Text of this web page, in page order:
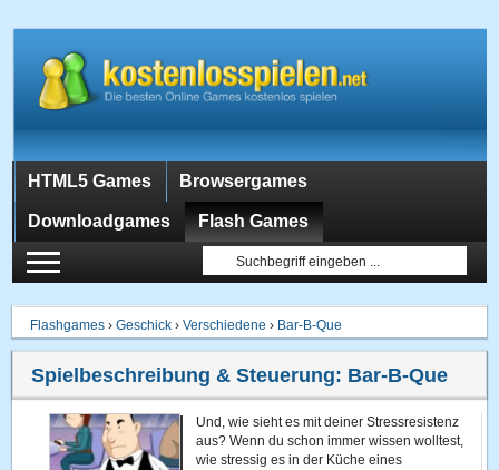
HTML5 Games Browsergames
Downloadgames Flash Games
Flashgames ›Geschick ›Verschiedene › Bar-B-Que
Spielbeschreibung & Steuerung: Bar-B-Que
Und, wie sieht es mit deiner Stressresistenz
aus? Wenn du schon immer wissen wolltest,
wie stressig es in der Küche eines